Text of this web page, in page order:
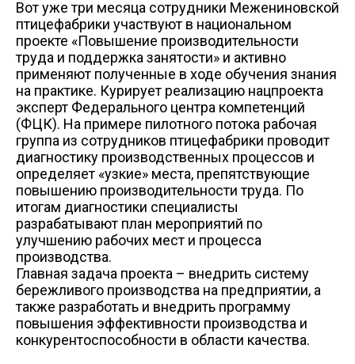
Схема проезда
Схема
ул. Победы, 27/1, торговый центр - "Грани"
Пн-сб 09:00-20:00 Вс 09:00-18:00
Схема проезда
prev
ул. Пушкина, 25 а
а/я 40
+7 (3822) 98-19-44 (доб. 2-38)
Вот уже три месяца сотрудники Межениновской
птицефабрики участвуют в национальном
проекте «Повышение производительности
труда и поддержка занятости» и активно
применяют полученные в ходе обучения знания
на практике. Курирует реализацию нацпроекта
эксперт Федерального центра компетенций
(ФЦК). На примере пилотного потока рабочая
группа из сотрудников птицефабрики проводит
диагностику производственных процессов и
определяет «узкие» места, препятствующие
повышению производительности труда. По
итогам диагностики специалисты
разрабатывают план мероприятий по
улучшению рабочих мест и процесса
производства.
Главная задача проекта – внедрить систему
бережливого производства на предприятии, а
также разработать и внедрить программу
повышения эффективности производства и
конкурентоспособности в области качества.